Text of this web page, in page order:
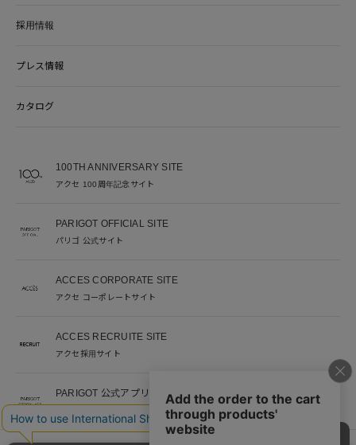
採用情報
プレス情報
カタログ
100TH ANNIVERSARY SITE
アクセ 100周年記念サイト
PARIGOT OFFICIAL SITE
パリゴ 公式サイト
ACCES CORPORATE SITE
アクセ コーポレートサイト
ACCES RECRUITE SITE
アクセ採用サイト
PARIGOT 公式アプリ
新着情報を、プッシュ通知でいち早くお届け。